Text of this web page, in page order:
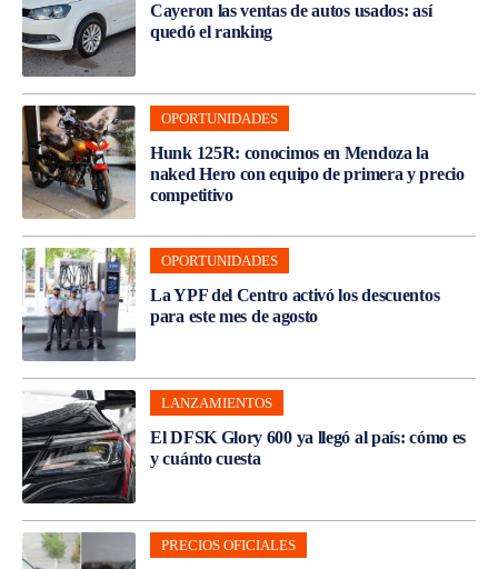
Cayeron las ventas de autos usados: así
quedó el ranking
OPORTUNIDADES
Hunk 125R: conocimos en Mendoza la
naked Hero con equipo de primera y precio
competitivo
OPORTUNIDADES
La YPF del Centro activó los descuentos
para este mes de agosto
LANZAMIENTOS
El DFSK Glory 600 ya llegó al país: cómo es
y cuánto cuesta
PRECIOS OFICIALES